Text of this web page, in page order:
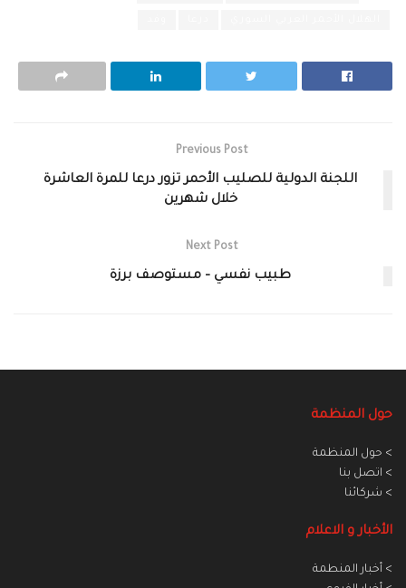
Previous Post
اللجنة الدولية للصليب الأحمر تزور درعا للمرة العاشرة
خلال شهرين
Next Post
طبيب نفسي – مستوصف برزة
حول المنظمة
> حول المنظمة
> اتصل بنا
> شركائنا
الأخبار و الاعلام
> أخبار المنطمة